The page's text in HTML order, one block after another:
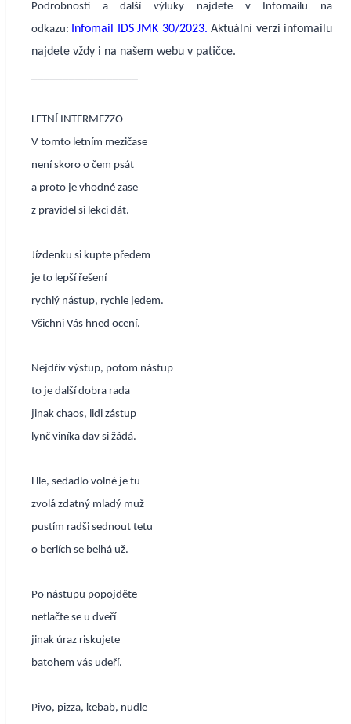
Podrobnosti a další výluky najdete v Infomailu na
odkazu: Infomail IDS JMK 30/2023. Aktuální verzi infomailu
najdete vždy i na našem webu v patičce.
LETNÍ INTERMEZZO
V tomto letním mezičase
není skoro o čem psát
a proto je vhodné zase
z pravidel si lekci dát.
Jízdenku si kupte předem
je to lepší řešení
rychlý nástup, rychle jedem.
Všichni Vás hned ocení.
Nejdřív výstup, potom nástup
to je další dobra rada
jinak chaos, lidi zástup
lynč viníka dav si žádá.
Hle, sedadlo volné je tu
zvolá zdatný mladý muž
pustím radši sednout tetu
o berlích se belhá už.
Po nástupu popojděte
netlačte se u dveří
jinak úraz riskujete
batohem vás udeří.
Pivo, pizza, kebab, nudle